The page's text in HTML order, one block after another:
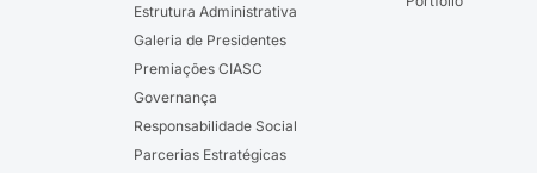
Estrutura Administrativa
Galeria de Presidentes
Premiações CIASC
Governança
Responsabilidade Social
Parcerias Estratégicas